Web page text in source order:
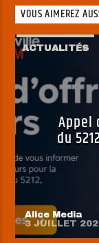
VOUS AIMEREZ
ACTUALITÉS
Appel
du
Alice Media
3 JUILLET